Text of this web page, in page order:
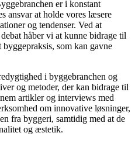
er i konstant
ansvar at holde vores læsere
og tendenser. Ved at
håber vi at kunne bidrage til
som kan gavne
i byggebranchen og
og metoder, der kan bidrage til
artikler og interviews med
om innovative løsninger,
fra byggeri, samtidig med at de
og æstetik.